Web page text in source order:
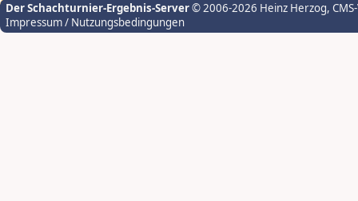
Der Schachturnier-Ergebnis-Server© 2006-2026 Heinz Herzog,
Impressum / Nutzungsbedingungen